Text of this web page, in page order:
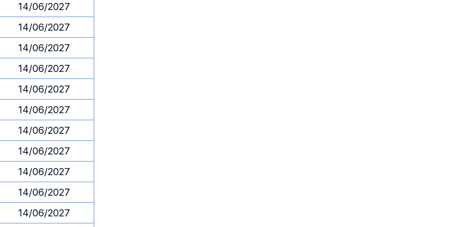
14/06/2027
14/06/2027
14/06/2027
14/06/2027
14/06/2027
14/06/2027
14/06/2027
14/06/2027
14/06/2027
14/06/2027
14/06/2027